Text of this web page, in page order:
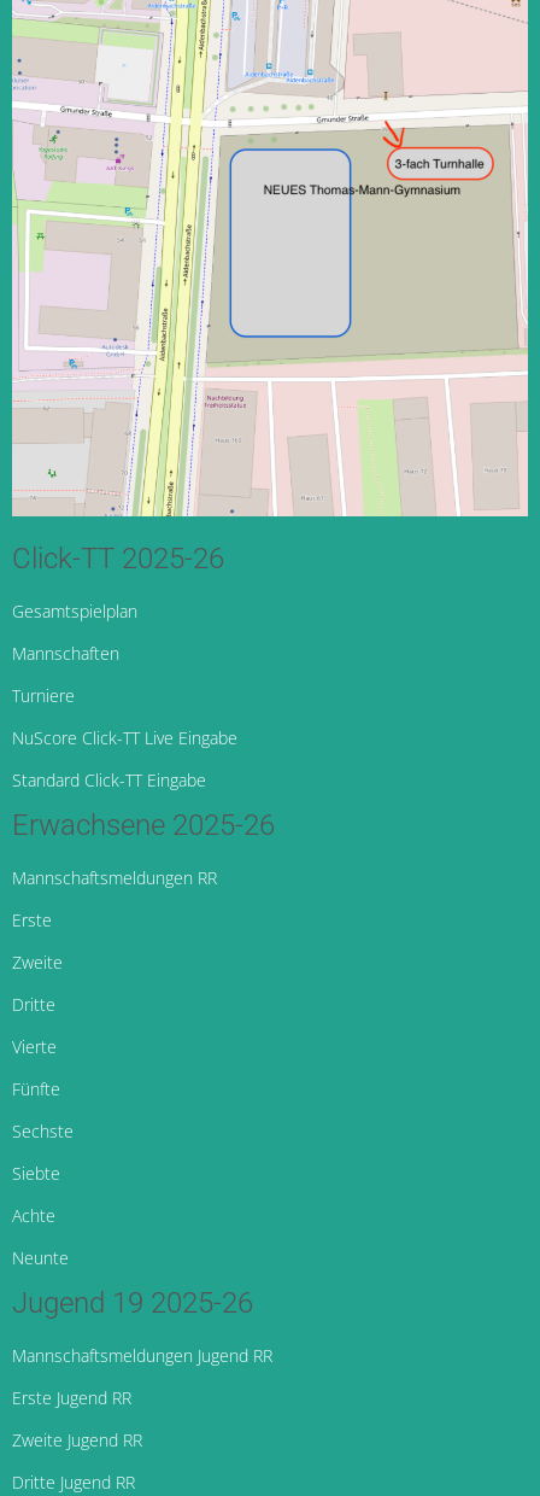
Click-TT 2025-26
Gesamtspielplan
Mannschaften
Turniere
NuScore Click-TT Live Eingabe
Standard Click-TT Eingabe
Erwachsene 2025-26
Mannschaftsmeldungen RR
Erste
Zweite
Dritte
Vierte
Fünfte
Sechste
Siebte
Achte
Neunte
Jugend 19 2025-26
Mannschaftsmeldungen Jugend RR
Erste Jugend RR
Zweite Jugend RR
Dritte Jugend RR